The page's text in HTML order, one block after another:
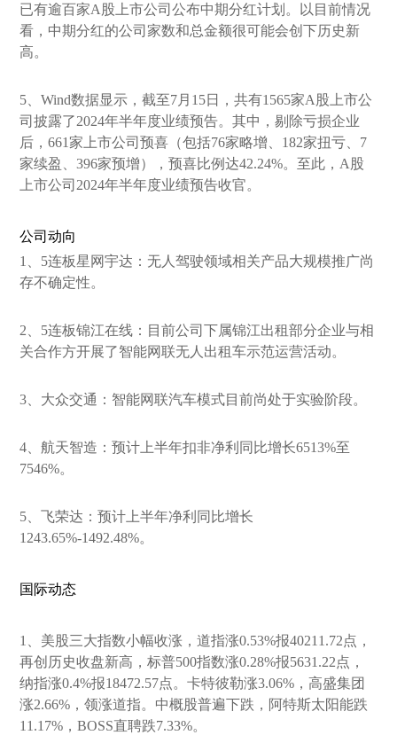
已有逾百家A股上市公司公布中期分红计划。以目前情况
看，中期分红的公司家数和总金额很可能会创下历史新
高。
5、Wind数据显示，截至7月15日，共有1565家A股上市公
司披露了2024年半年度业绩预告。其中，剔除亏损企业
后，661家上市公司预喜（包括76家略增、182家扭亏、7
家续盈、396家预增），预喜比例达42.24%。至此，A股
上市公司2024年半年度业绩预告收官。
公司动向
1、5连板星网宇达：无人驾驶领域相关产品大规模推广尚
存不确定性。
2、5连板锦江在线：目前公司下属锦江出租部分企业与相
关合作方开展了智能网联无人出租车示范运营活动。
3、大众交通：智能网联汽车模式目前尚处于实验阶段。
4、航天智造：预计上半年扣非净利同比增长6513%至
7546%。
5、飞荣达：预计上半年净利同比增长
1243.65%-1492.48%。
国际动态
1、美股三大指数小幅收涨，道指涨0.53%报40211.72点，
再创历史收盘新高，标普500指数涨0.28%报5631.22点，
纳指涨0.4%报18472.57点。卡特彼勒涨3.06%，高盛集团
涨2.66%，领涨道指。中概股普遍下跌，阿特斯太阳能跌
11.17%，BOSS直聘跌7.33%。